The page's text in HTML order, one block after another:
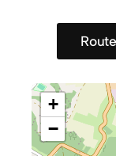
+
−